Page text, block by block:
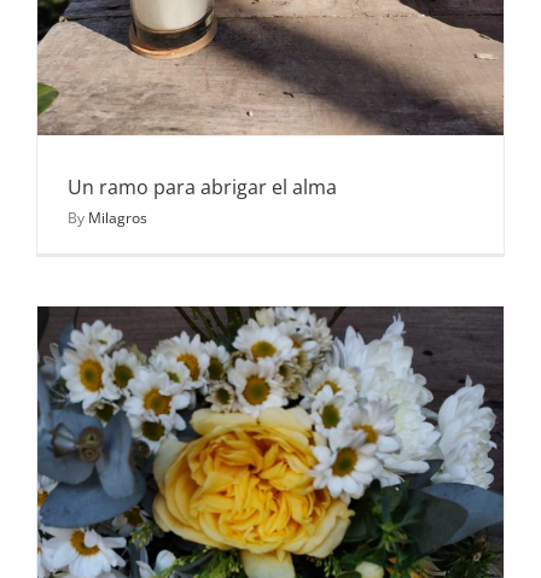
Un ramo para abrigar el alma
By Milagros